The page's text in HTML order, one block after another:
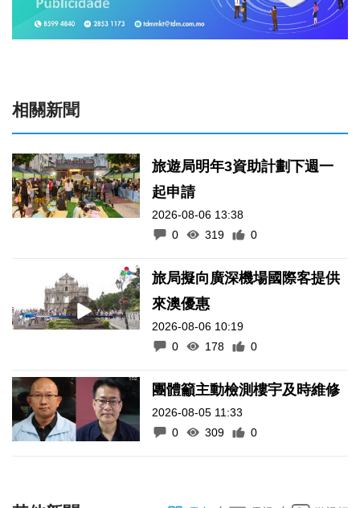
相關新聞
旅遊局明年3資助計劃下週一
起申請
2026-08-06 13:38
0
319 0
旅局擬向廣深機場國際客提供
來澳優惠
2026-08-06 10:19
0
178 0
團體籲主動檢測樓宇及時維修
2026-08-05 11:33
0
309 0